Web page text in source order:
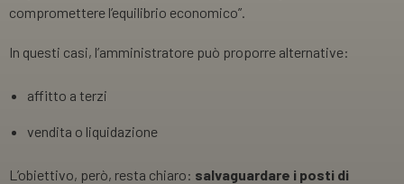
compromettere l’equilibrio economico”.
In questi casi, l’amministratore può proporre alternative:
affitto a terzi
vendita o liquidazione
L’obiettivo, però, resta chiaro: salvaguardare i posti di